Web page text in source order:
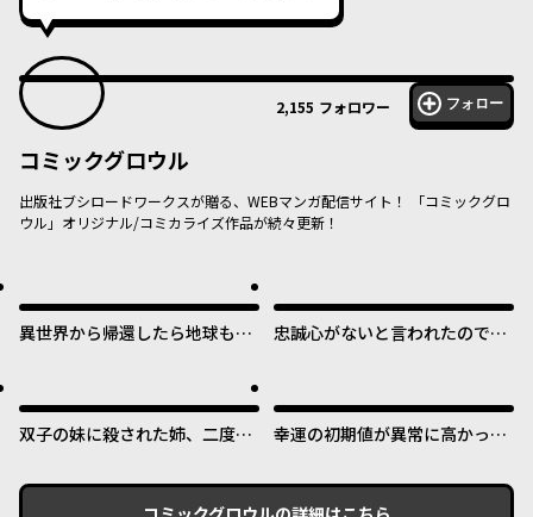
2,155 フォロワー フォロー
コミックグロウル
出版社ブシロードワークスが贈る、WEBマンガ配信サイト！ 「コミックグロ
ウル」オリジナル/コミカライズ作品が続々更新！
異世界から帰還したら地球もか
んな。
忠誠心がないと言われたので婚
双子の妹に殺された姉、二度目
フルベットします！
幸運の初期値が異常に高かった
れたスキルを使って現代ダンジ
ョンで最強になる物語